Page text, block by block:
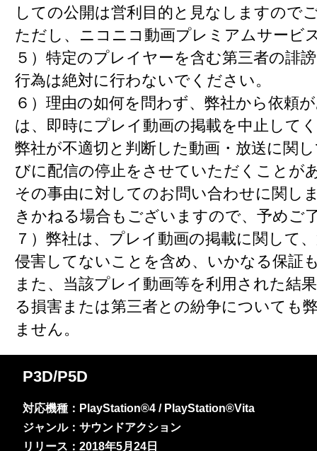
しての公開は営利目的と見なしますので
ただし、ニコニコ動画プレミアムサービ
５）特定のプレイヤーを含む第三者の誹
行為は絶対に行わないでください。
６）理由の如何を問わず、弊社から依頼
は、即時にプレイ動画の掲載を中止して
弊社が不適切と判断した動画・放送に関
びに配信の停止をさせていただくことが
その事由に対してのお問い合わせに関し
きかねる場合もございますので、予めご
７）弊社は、プレイ動画の掲載に関して
侵害してないことを含め、いかなる保証
また、当該プレイ動画等を利用された結
る損害または第三者との紛争についても
ません。
P3D/P5D
対応機種：PlayStation®4 / PlayStation®Vita
ジャンル：サウンドアクション
リリース：2018年5月24日